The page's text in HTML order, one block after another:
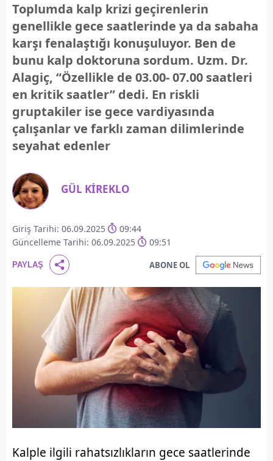
Toplumda kalp krizi geçirenlerin
genellikle gece saatlerinde ya da sabaha
karşı fenalaştığı konuşuluyor. Ben de
bunu kalp doktoruna sordum. Uzm. Dr.
Alagiç, “Özellikle de 03.00- 07.00 saatleri
en kritik saatler” dedi. En riskli
gruptakiler ise gece vardiyasında
çalışanlar ve farklı zaman dilimlerinde
seyahat edenler
GÜL KİREKLO
Giriş Tarihi: 06.09.2025
09:44
Güncelleme Tarihi: 06.09.2025
09:51
PAYLAŞ ABONE OL
Kalple ilgili rahatsızlıkların gece saatlerinde